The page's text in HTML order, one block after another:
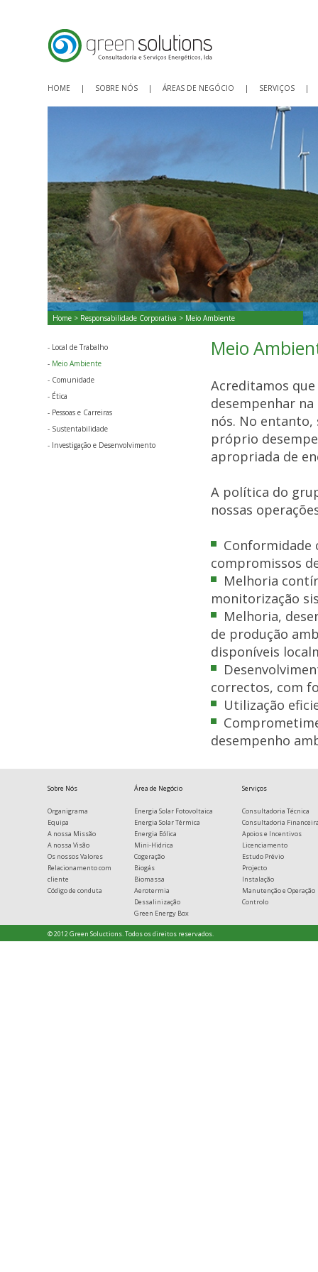
HOME | SOBRE NÓS | ÁREAS DE NEGÓCIO | SERVIÇOS |
Home > Responsabilidade Corporativa > Meio Ambiente
- Local de Trabalho
- Meio Ambiente
- Comunidade
- Ética
- Pessoas e Carreiras
- Sustentabilidade
- Investigação e Desenvolvimento
Meio
Acreditamos
desempenhar
nós. No
próprio
apropriada de
A política do
nossas
Conformidade
compromissos
Melhoria
monitorização
Melhoria,
de produção
disponíveis
correctos, com
Utilização
desempenho
Sobre Nós
Organigrama
Equipa
A nossa Missão
A nossa Visão
Os nossos Valores
Relacionamento com
cliente
Código de conduta
Área de Negócio
Energia Solar Fotovoltaica
Energia Solar Térmica
Energia Eólica
Mini-Hidrica
Cogeração
Biogás
Biomassa
Aerotermia
Dessalinização
Green Energy Box
Serviços
Consultadoria Técnica
Consultadoria
Apoios e Incentivos
Licenciamento
Estudo Prévio
Projecto
Instalação
Manutenção e Operação
Controlo
© 2012 Green Soluctions. Todos os direitos reservados.